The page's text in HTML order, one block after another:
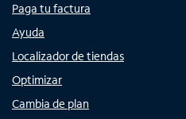
Paga tu factura
Ayuda
Localizador de tiendas
Optimizar
Cambia de plan